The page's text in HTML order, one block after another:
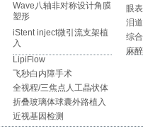
Wave八轴非对称设计角膜
塑形
iStent inject微引流支架植
入
LipiFlow
飞秒白内障手术
全视程/三焦点人工晶状体
折叠玻璃体球囊外路植入
近视基因检测
眼
泪
综
麻